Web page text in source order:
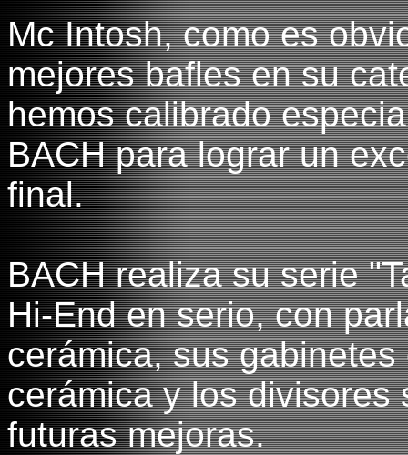
Mc Intosh, como es
mejores bafles en su
hemos calibrado
BACH para lograr un
final.
BACH realiza su serie
Hi-End en serio, con
cerámica, sus
cerámica y los divisores
futuras mejoras.